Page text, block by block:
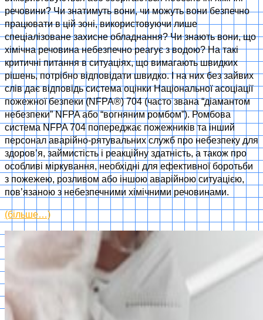
речовини? Чи знатимуть вони, чи можуть вони безпечно
працювати в цій зоні, використовуючи лише
спеціалізоване захисне обладнання? Чи знають вони, що
хімічна речовина небезпечно реагує з водою? На такі
критичні питання в ситуаціях, що вимагають швидких
рішень, потрібно відповідати швидко. І на них без зайвих
слів дає відповідь система оцінки Національної асоціації
пожежної безпеки (NFPA®) 704 (часто звана “діамантом
небезпеки” NFPA або “вогняним ромбом”). Ромбова
система NFPA 704 попереджає пожежників та інший
персонал аварійно-рятувальних служб про небезпеку для
здоров’я, займистість і реакційну здатність, а також про
особливі міркування, необхідні для ефективної боротьби
з пожежею, розливом або іншою аварійною ситуацією,
пов’язаною з небезпечними хімічними речовинами.
(більше…)